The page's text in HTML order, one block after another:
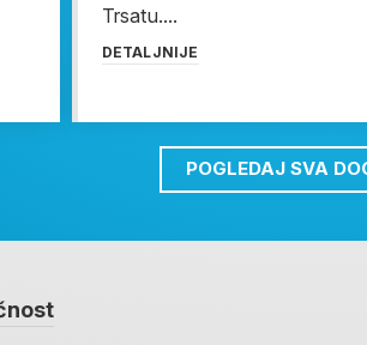
Trsatu....
DETALJNIJE
POGLEDAJ SVA